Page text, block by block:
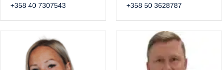
+358 40 7307543
+358 50 3628787